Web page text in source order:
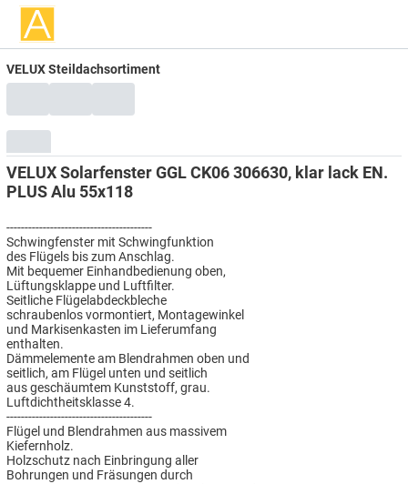
VELUX Steildachsortiment
VELUX Solarfenster GGL CK06 306630, klar lack EN.
PLUS Alu 55x118
----------------------------------------
Schwingfenster mit Schwingfunktion
des Flügels bis zum Anschlag.
Mit bequemer Einhandbedienung oben,
Lüftungsklappe und Luftfilter.
Seitliche Flügelabdeckbleche
schraubenlos vormontiert, Montagewinkel
und Markisenkasten im Lieferumfang
enthalten.
Dämmelemente am Blendrahmen oben und
seitlich, am Flügel unten und seitlich
aus geschäumtem Kunststoff, grau.
Luftdichtheitsklasse 4.
----------------------------------------
Flügel und Blendrahmen aus massivem
Kiefernholz.
Holzschutz nach Einbringung aller
Bohrungen und Fräsungen durch